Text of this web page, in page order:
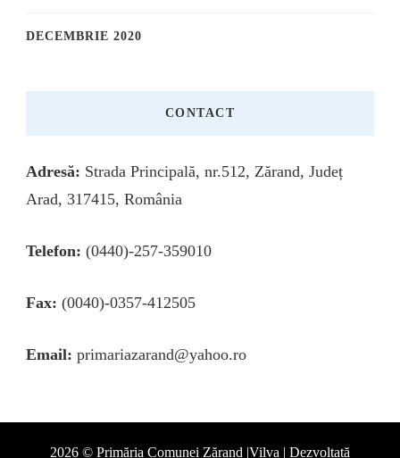
DECEMBRIE 2020
CONTACT
Adresă: Strada Principală, nr.512, Zărand, Județ
Arad, 317415, România
Telefon: (0440)-257-359010
Fax: (0040)-0357-412505
Email: primariazarand@yahoo.ro
2026 © Primăria Comunei Zărand |Vilva | Dezvoltată